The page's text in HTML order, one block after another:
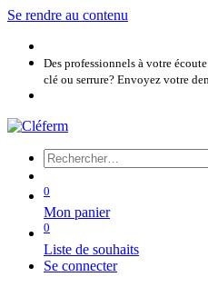
Se rendre au contenu
Des professionnels à votre
clé ou serrure? Envoyez votre
0
Mon panier
0
Liste de souhaits
Se connecter